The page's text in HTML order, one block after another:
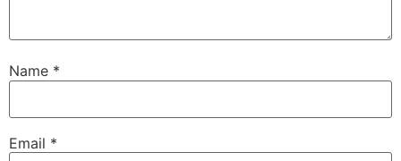
Name *
Email *